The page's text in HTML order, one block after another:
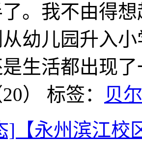
。我不由得
幼儿园升入
生活都出现
） 标签：
贝
]【永州滨江校